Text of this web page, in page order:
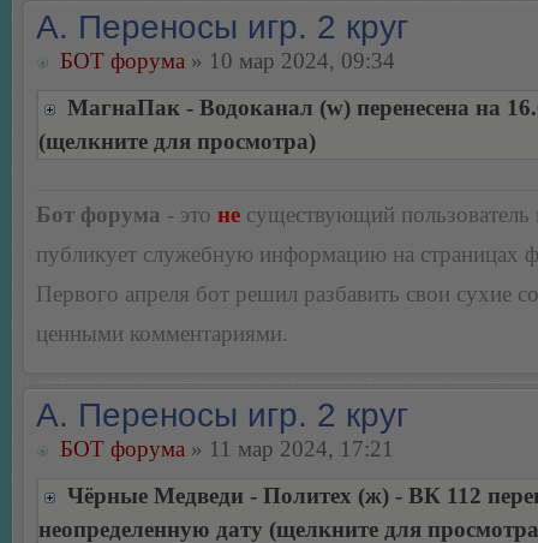
А. Переносы игр. 2 круг
БОТ форума » 10 мар 2024, 09:34
МагнаПак - Водоканал (w) перенесена на
(щелкните для просмотра)
Бот форума - это не существующий пользователь
публикует служебную информацию на страницах
Первого апреля бот решил разбавить свои сухие
ценными комментариями.
А. Переносы игр. 2 круг
БОТ форума » 11 мар 2024, 17:21
Чёрные Медведи - Политех (ж) - ВК 112
неопределенную дату (щелкните для